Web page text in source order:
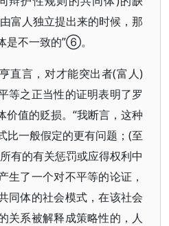
富人独立提出来的时候，那
是不一致的”⑥。
直言，对才能突出者(富人)
等之正当性的证明表明了罗
价值的贬损。“我断言，这种
比一般假定的更有问题；(至
有的有关惩罚或应得权利中
生了一个对不平等的论证，
同体的社会模式，在该社会
关系被解释成策略性的，人